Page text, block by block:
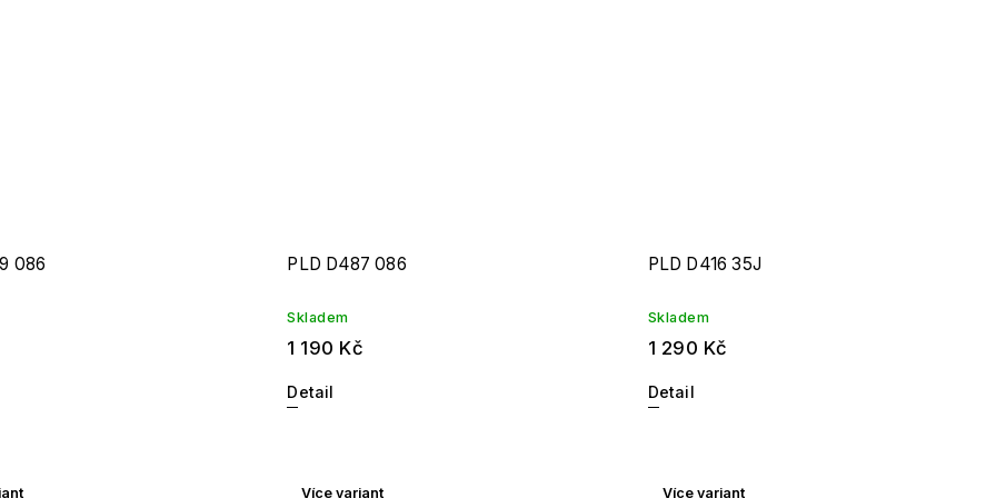
086 PLD D487 086
Skladem
1 190 Kč
Detail
PLD D416 35J
Skladem
1 290 Kč
Detail
Více variant Více variant